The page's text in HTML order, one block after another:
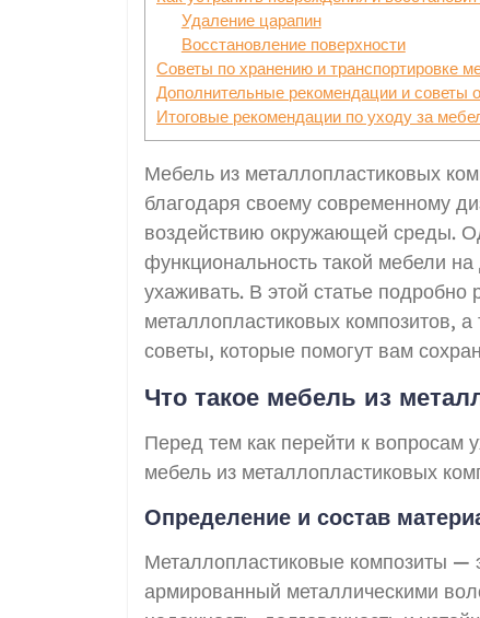
Удаление царапин
Восстановление поверхности
Советы по хранению и транспортировке
Дополнительные рекомендации и советы
Итоговые рекомендации по уходу за
Мебель из металлопластиковых
благодаря своему современному
воздействию окружающей среды.
функциональность такой мебели
ухаживать. В этой статье
металлопластиковых композитов,
советы, которые помогут вам
Что такое мебель из
Перед тем как перейти к вопросам
мебель из металлопластиковых
Определение и состав
Металлопластиковые композиты —
армированный металлическими